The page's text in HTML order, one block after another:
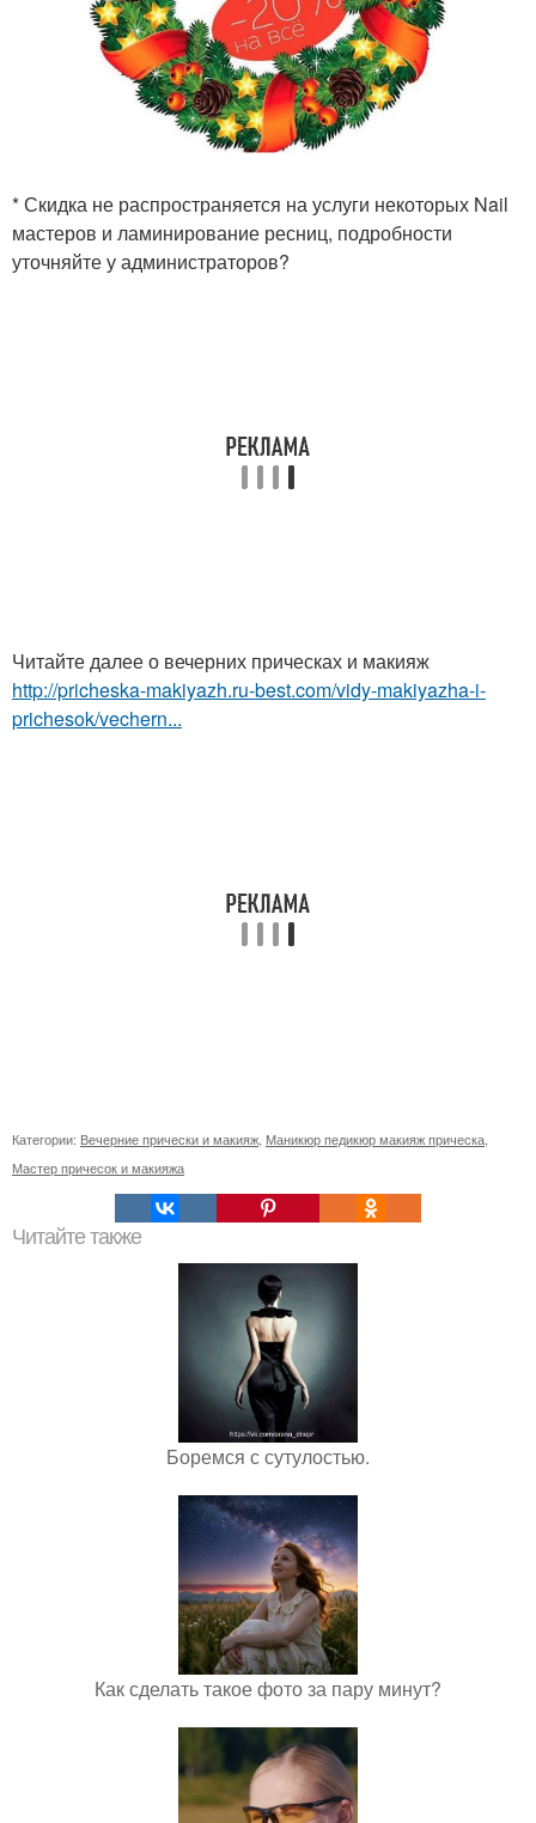
* Скидка не распространяется на услуги некоторых Nail
мастеров и ламинирование ресниц, подробности
уточняйте у администраторов?
Читайте далее о вечерних прическах и макияж
http://pricheska-makiyazh.ru-best.com/vidy-makiyazha-i-
prichesok/vechern...
Категории: Вечерние прически и макияж Маникюр педикюр макияж прическа
Мастер причесок и макияжа
Читайте также
Боремся с сутулостью.
Как сделать такое фото за пару минут?